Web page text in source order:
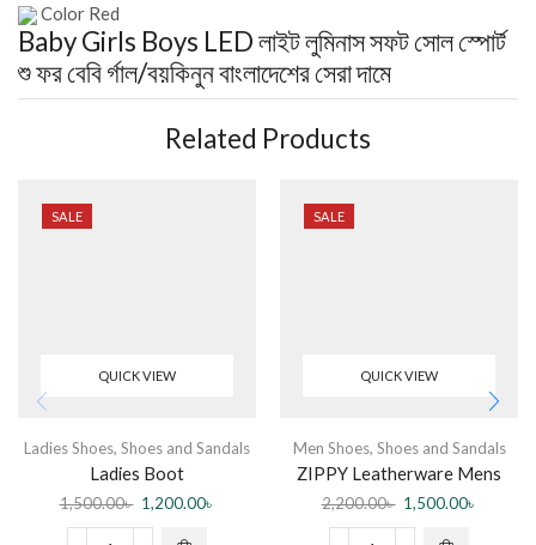
Color Red
Baby Girls Boys LED লাইট লুমিনাস সফট সোল স্পোর্ট
শু ফর বেবি র্গাল/বয়কিনুন বাংলাদেশের সেরা দামে
Related Products
SALE
QUICK VIEW
Ladies Shoes, Shoes and Sandals
Ladies Boot
1,500.00৳ 1,200.00৳
SALE
QUICK VIEW
Men Shoes, Shoes and Sandals
ZIPPY Leatherware Mens
Leather Sandal
2,200.00৳ 1,500.00৳